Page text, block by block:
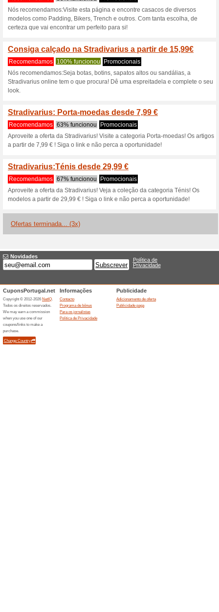
acesso às melhores
Stradivarius com 40
Sapatos
100% funcionou
Stradivarius com 40 % de
e itens selecionados.
Stradivarius com 40
Camisas e B
100% funcionou
Stradivarius com 40 % de
apenas para artigos